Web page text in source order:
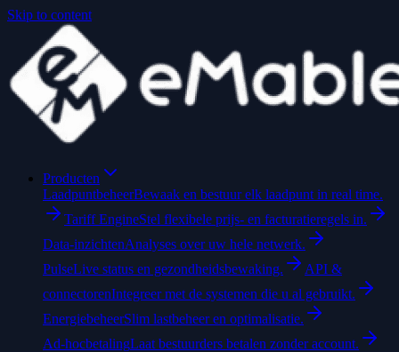
Skip to content
Producten
LaadpuntbeheerBewaak en bestuur elk laadpunt in real time.
Tariff EngineStel flexibele prijs- en facturatieregels in.
Data-inzichtenAnalyses over uw hele netwerk.
PulseLive status en gezondheidsbewaking.
API &
connectorenIntegreer met de systemen die u al gebruikt.
EnergiebeheerSlim lastbeheer en optimalisatie.
Ad-hocbetalingLaat bestuurders betalen zonder account.